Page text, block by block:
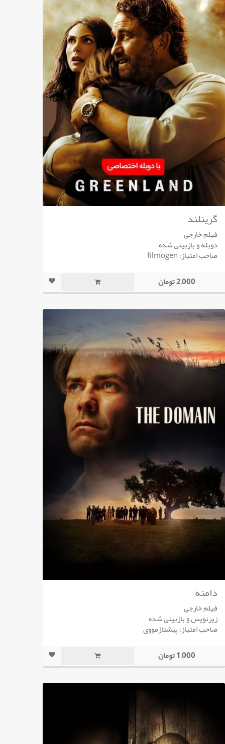
گرینلند
فیلم خارجی
دوبله و بازبینی شده
صاحب امتیاز: filmogen
2,000 تومان
دامنه
فیلم خارجی
زیرنویس و بازبینی شده
صاحب امتیاز: پیشتازمووی
1,000 تومان